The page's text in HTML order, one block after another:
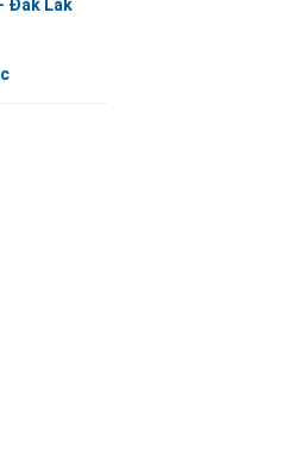
Đăk Lăk